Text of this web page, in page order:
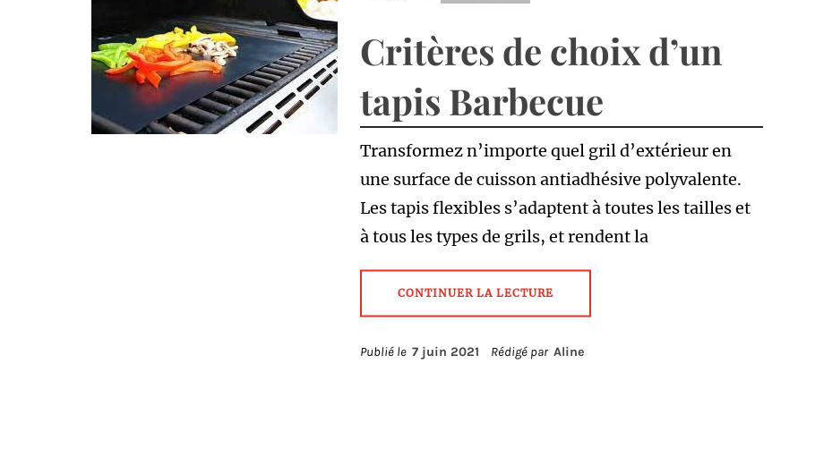
Critères de choix d’un
tapis Barbecue
Transformez n’importe quel gril d’extérieur en
une surface de cuisson antiadhésive polyvalente.
Les tapis flexibles s’adaptent à toutes les tailles et
à tous les types de grils, et rendent la
CONTINUER LA LECTURE
Publié le 7 juin 2021 Rédigé par Aline